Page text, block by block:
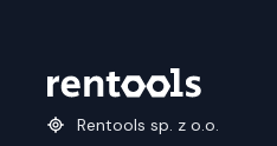
Rentools sp. z o.o.